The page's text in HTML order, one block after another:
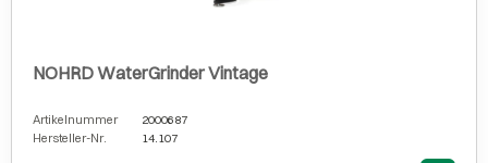
NOHRD WaterGrinder Vintage
Artikelnummer
2000687
Hersteller-Nr.
14.107